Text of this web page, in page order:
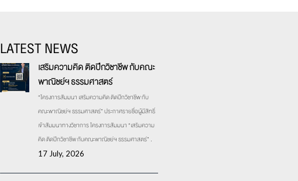
LATEST NEWS
เสริมความคิด ติดปีกวิชาชีพ กับคณะ
พาณิชย์ฯ ธรรมศาสตร์
“โครงการสัมมนา เสริมความคิด ติดปีกวิชาชีพ กับ
คณะพาณิชย์ฯ ธรรมศาสตร์” ประกาศรายชื่อผู้มีสิทธิ์
เข้าสัมมนาทางวิชาการ โครงการสัมมนา “เสริมความ
คิด ติดปีกวิชาชีพ กับคณะพาณิชย์ฯ ธรรมศาสตร์” .
17 July, 2026